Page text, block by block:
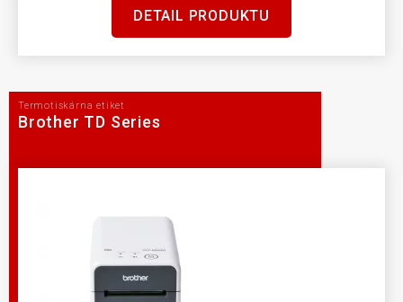
DETAIL PRODUKTU
Termotiskárna etiket
Brother TD Series